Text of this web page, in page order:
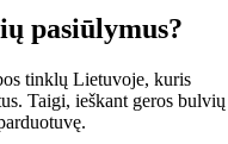
pasiūlymus?
tinklų Lietuvoje, kuris
Taigi, ieškant geros bulvių